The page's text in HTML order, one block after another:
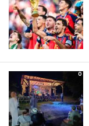
0